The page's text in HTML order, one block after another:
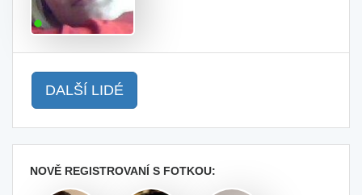
DALŠÍ LIDÉ
NOVĚ REGISTROVANÍ S FOTKOU: